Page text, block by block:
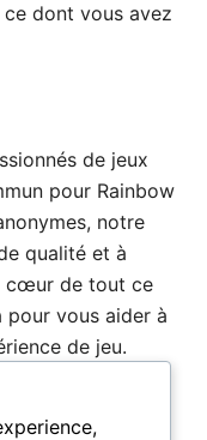
dont vous avez
de jeux
pour Rainbow
notre
qualité et à
cœur de tout ce
pour vous aider à
de jeu.